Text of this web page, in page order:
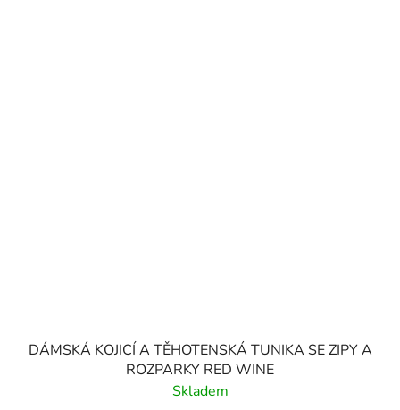
DÁMSKÁ KOJICÍ A TĚHOTENSKÁ TUNIKA SE ZIPY A
ROZPARKY RED WINE
Skladem